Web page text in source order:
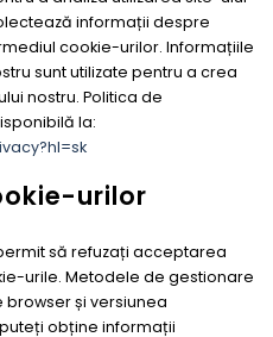
informații despre
cookie-urilor. Informațiile
sunt utilizate pentru a crea
nostru. Politica de
la:
urilor
să refuzați acceptarea
urile. Metodele de gestionare
și versiunea
obține informații